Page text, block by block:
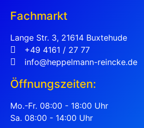
Fachmarkt
Lange Str. 3, 21614 Buxtehude
+49 4161 / 27 77
info@heppelmann-reincke.de
Öffnungszeiten:
Mo.-Fr. 08:00 - 18:00 Uhr
Sa. 08:00 - 14:00 Uhr